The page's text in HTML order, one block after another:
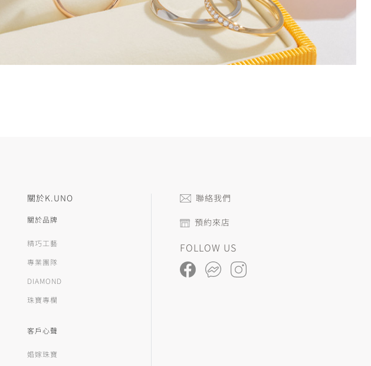
關於K.UNO
關於品牌
精巧工藝
專業團隊
DIAMOND
珠寶專欄
客戶心聲
婚嫁珠寶
聯絡我們
預約來店
FOLLOW US